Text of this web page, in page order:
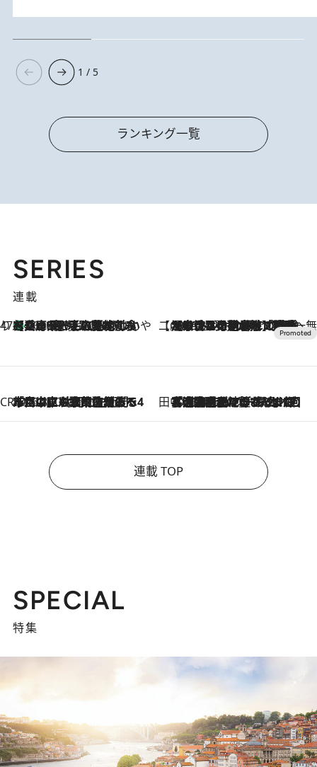
1 / 5
ランキング一覧
SERIES
連載
47都道府県の手みやげ ひんやりスイーツで夏を満喫
2026.8.8
【兵庫県】この夏絶対食べたい 冷やしておいしいおやつ3選 淡路島の恵みをジェラートに集約 【CREA×星野リゾート】唯一無二。癒しと発見が待つ場所へ
2026.8.7
【トンボの足水浴】ヒノキの香りに包まれて涼感マックス！約13℃の湧水かけ流しを避暑地「星野温泉 トンボの湯」で体験
CREA'S CHOICE
2026.8.7
「立川にも歌舞伎があるんだよ」 片岡仁左衛門・市川中車ら豪華座組みで4年目の立川立飛歌舞伎へ 田中稲の勝手に再ブーム
2026.8.7
「湘南乃風に憧れて」観客大盛上がりの“タオル回し”に、ラッパー顔負けの高速歌唱まで…さだまさし（74）のアグレッシブすぎる現在地
連載 TOP
SPECIAL
特集